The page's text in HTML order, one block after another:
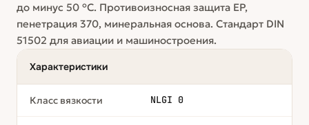
до минус 50 °C. Противоизносная защита EP,
пенетрация 370, минеральная основа. Стандарт DIN
51502 для авиации и машиностроения.
Характеристики
Класс вязкости NLGI 0